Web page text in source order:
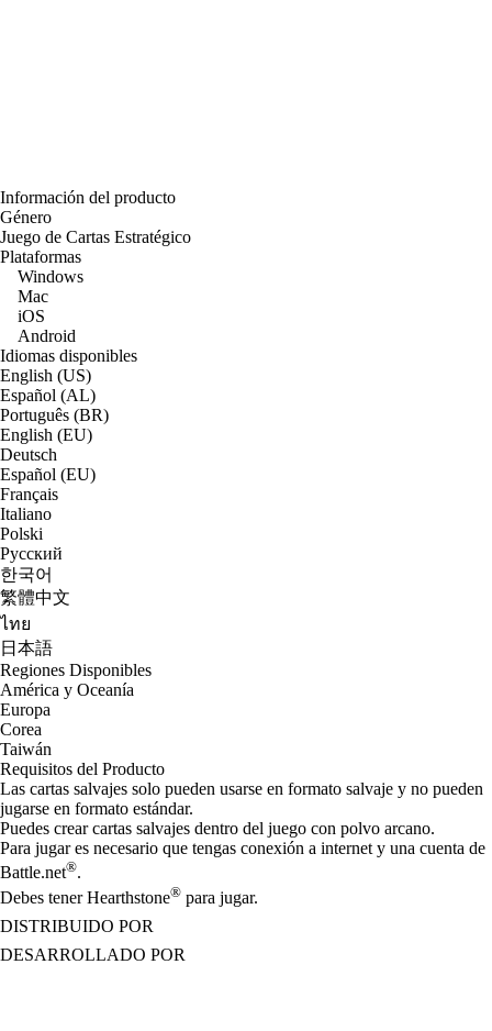
Información del producto
Género
Juego de Cartas Estratégico
Plataformas
Windows
Mac
iOS
Android
Idiomas disponibles
English (US)
Español (AL)
Português (BR)
English (EU)
Deutsch
Español (EU)
Français
Italiano
Polski
Русский
한국어
繁體中文
ไทย
日本語
Regiones Disponibles
América y Oceanía
Europa
Corea
Taiwán
Requisitos del Producto
Las cartas salvajes solo pueden usarse en formato salvaje y no pueden
jugarse en formato estándar.
Puedes crear cartas salvajes dentro del juego con polvo arcano.
Para jugar es necesario que tengas conexión a internet y una cuenta de
Battle.net®.
Debes tener Hearthstone® para jugar.
DISTRIBUIDO POR
DESARROLLADO POR